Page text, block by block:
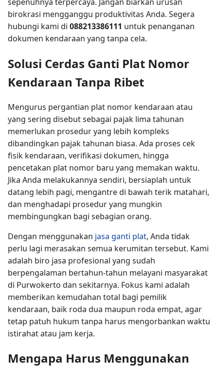
birokrasi mengganggu produktivitas Anda. Segera
hubungi kami di 088213386111 untuk penanganan
dokumen kendaraan yang tanpa cela.
Solusi Cerdas Ganti Plat Nomor
Kendaraan Tanpa Ribet
Mengurus pergantian plat nomor kendaraan atau
yang sering disebut sebagai pajak lima tahunan
memerlukan prosedur yang lebih kompleks
dibandingkan pajak tahunan biasa. Ada proses cek
fisik kendaraan, verifikasi dokumen, hingga
pencetakan plat nomor baru yang memakan waktu.
Jika Anda melakukannya sendiri, bersiaplah untuk
datang lebih pagi, mengantre di bawah terik matahari,
dan menghadapi prosedur yang mungkin
membingungkan bagi sebagian orang.
Dengan menggunakan jasa ganti plat, Anda tidak
perlu lagi merasakan semua kerumitan tersebut. Kami
adalah biro jasa profesional yang sudah
berpengalaman bertahun-tahun melayani masyarakat
di Purwokerto dan sekitarnya. Fokus kami adalah
memberikan kemudahan total bagi pemilik
kendaraan, baik roda dua maupun roda empat, agar
tetap patuh hukum tanpa harus mengorbankan waktu
istirahat atau jam kerja.
Mengapa Harus Menggunakan